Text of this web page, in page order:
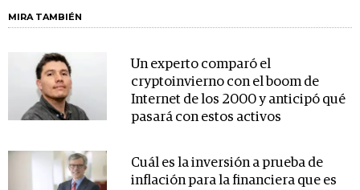
MIRA TAMBIÉN
Un experto comparó el
cryptoinvierno con el boom de
Internet de los 2000 y anticipó qué
pasará con estos activos
Cuál es la inversión a prueba de
inflación para la financiera que es